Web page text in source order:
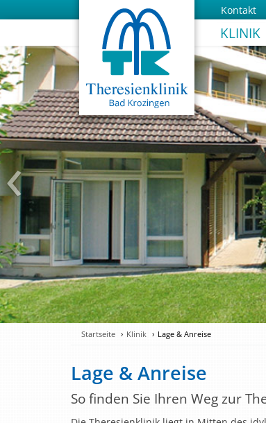
Kontakt
KLINIK
‹
Startseite Klinik Lage & Anreise
Lage & Anreise
So finden Sie Ihren Weg zur